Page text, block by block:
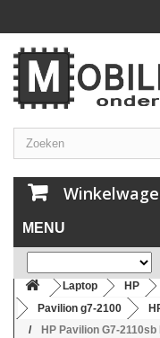
MENU
Laptop HP
Pavilion g7-2100
HP Pavilion G7-